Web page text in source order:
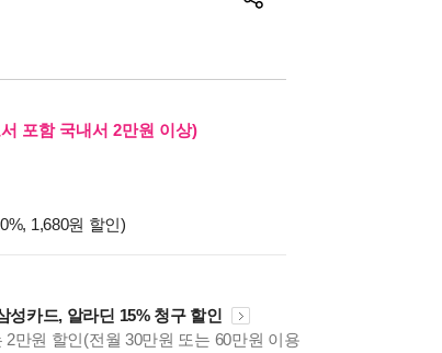
포함 국내서 2만원 이상)
1,680원 할인)
성카드, 알라딘 15% 청구 할인
2만원 할인(전월 30만원 또는 60만원 이용